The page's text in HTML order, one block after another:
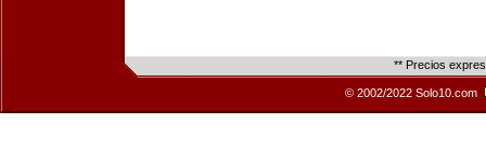
** Precios
© 2002/2022 Solo10.com